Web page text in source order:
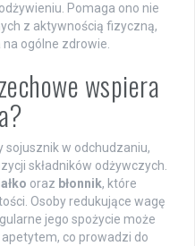
Pomaga ono nie
z aktywnością fizyczną,
ogólne zdrowie.
wspiera
sojusznik w odchudzaniu,
składników odżywczych.
oraz błonnik, które
Osoby redukujące wagę
jego spożycie może
co prowadzi do